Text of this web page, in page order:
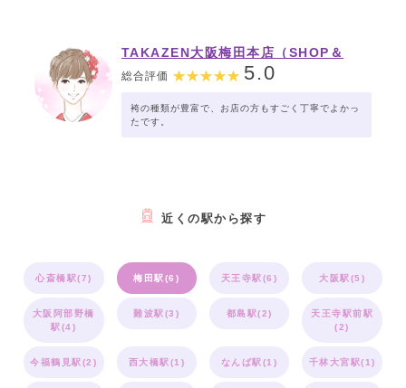
TAKAZEN大阪梅田本店（SHOP＆
STUDIO）MEGA店舗
総合評価 5.0
袴の種類が豊富で、お店の方もすごく丁寧でよかっ
たです。
近くの駅から探す
心斎橋駅(7) 梅田駅(6) 天王寺駅(6) 大阪駅(5)
大阪阿部野橋
駅(4)
難波駅(3) 都島駅(2)
天王寺駅前駅
(2)
今福鶴見駅(2) 西大橋駅(1) なんば駅(1) 千林大宮駅(1)